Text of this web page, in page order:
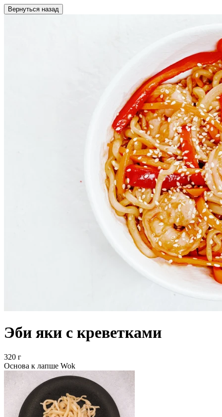
Вернуться назад
Эби яки с креветками
320 г
Основа к лапше Wok